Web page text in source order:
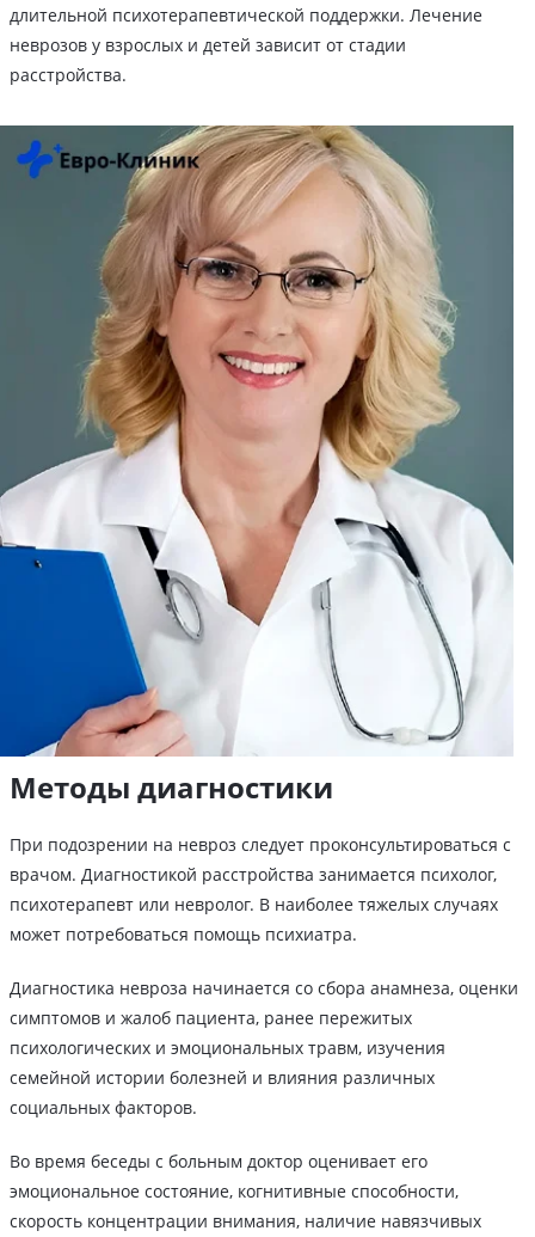
длительной психотерапевтической поддержки. Лечение
неврозов у взрослых и детей зависит от стадии
расстройства.
Методы диагностики
При подозрении на невроз следует проконсультироваться с
врачом. Диагностикой расстройства занимается психолог,
психотерапевт или невролог. В наиболее тяжелых случаях
может потребоваться помощь психиатра.
Диагностика невроза начинается со сбора анамнеза, оценки
симптомов и жалоб пациента, ранее пережитых
психологических и эмоциональных травм, изучения
семейной истории болезней и влияния различных
социальных факторов.
Во время беседы с больным доктор оценивает его
эмоциональное состояние, когнитивные способности,
скорость концентрации внимания, наличие навязчивых